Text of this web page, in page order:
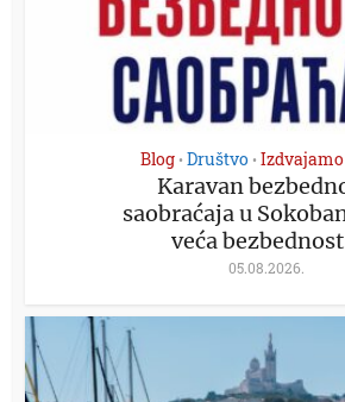
Blog • Društvo • Izdvajamo
Karavan
saobraćaja u
veća
05.08.2026.